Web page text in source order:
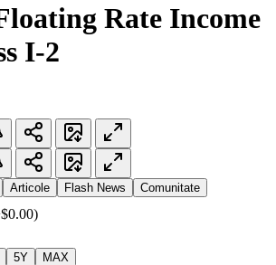
Rate Income
I-2
Articole Flash News Comunitate
5Y MAX